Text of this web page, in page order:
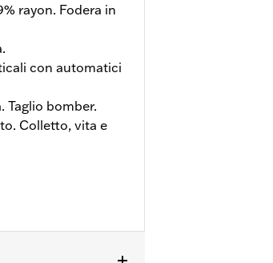
rayon. Fodera in
con automatici
Taglio bomber.
Colletto, vita e